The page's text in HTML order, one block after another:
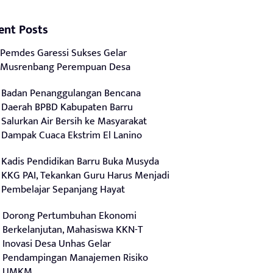
Posts
Pemdes Garessi Sukses Gelar
Musrenbang Perempuan Desa
Badan Penanggulangan Bencana
Daerah BPBD Kabupaten Barru
Salurkan Air Bersih ke Masyarakat
Dampak Cuaca Ekstrim El Lanino
Kadis Pendidikan Barru Buka Musyda
KKG PAI, Tekankan Guru Harus Menjadi
Pembelajar Sepanjang Hayat
Dorong Pertumbuhan Ekonomi
Berkelanjutan, Mahasiswa KKN-T
Inovasi Desa Unhas Gelar
Pendampingan Manajemen Risiko